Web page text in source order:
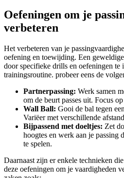
Oefeningen om⁢ je
verbeteren
Het verbeteren van⁢ je
‌oefening⁢ en toewijding. Een‌
door‌ specifieke drills en oefeningen‌ te
trainingsroutine.⁤ probeer eens​ de
Partnerpassing: Werk ⁣samen
om ⁤de beurt ‍passes uit. Focus
Wall Ball: Gooi de bal ⁣tegen
Variëer met ‍verschillende
Bijpassend‍ met doeltjes: Zet
hoogtes en werk ⁣aan‍ je passing
te⁣ spelen.
Daarnaast ​zijn er enkele technieken
deze oefeningen⁢ om‌ je vaardigheden